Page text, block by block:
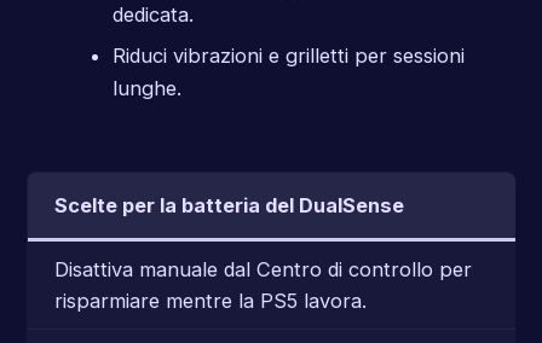
dedicata.
Riduci vibrazioni e grilletti per sessioni
lunghe.
Scelte per la batteria del DualSense
Disattiva manuale dal Centro di controllo per
risparmiare mentre la PS5 lavora.